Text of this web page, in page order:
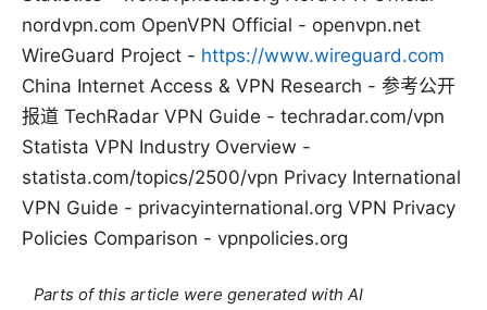
nordvpn.com OpenVPN Official - openvpn.net
WireGuard Project - https://www.wireguard.com
China Internet Access & VPN Research - 参考公开
报道 TechRadar VPN Guide - techradar.com/vpn
Statista VPN Industry Overview -
statista.com/topics/2500/vpn Privacy International
VPN Guide - privacyinternational.org VPN Privacy
Policies Comparison - vpnpolicies.org
Parts of this article were generated with AI